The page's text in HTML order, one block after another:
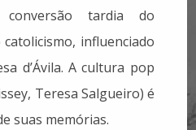
tardia do
influenciado
d’Ávila. A cultura pop
Teresa Salgueiro) é
suas memórias.